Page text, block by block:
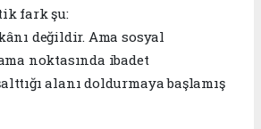
fark şu:
değildir. Ama sosyal
noktasında ibadet
alanı doldurmaya başlamış